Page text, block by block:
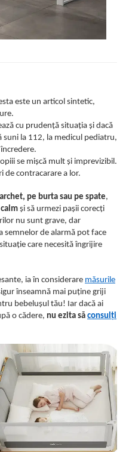
este un articol sintetic,
cu prudență situația și dacă
suni la 112, la medicul pediatru,
se mișcă mult și imprevizibil.
de contracarare a lor.
pe burta sau pe spate,
și să urmezi pașii corecți
nu sunt grave, dar
semnelor de alarmă pot face
care necesită îngrijire
ia în considerare măsurile
înseamnă mai puține griji
bebelușul tău! Iar dacă ai
o cădere, nu ezita să consulți